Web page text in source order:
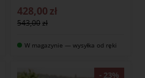
428,00 zł
543,00
W magazynie — wysyłka od ręki